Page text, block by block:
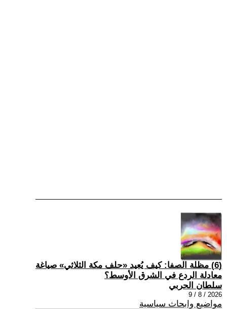
(6) مظلة الصفا: كيف يُعيد «حلف مكة الثلاثي» صياغة
معادلة الردع في الشرق الأوسط؟
سلطان الحربي
2026 / 8 / 9
مواضيع وابحاث سياسية